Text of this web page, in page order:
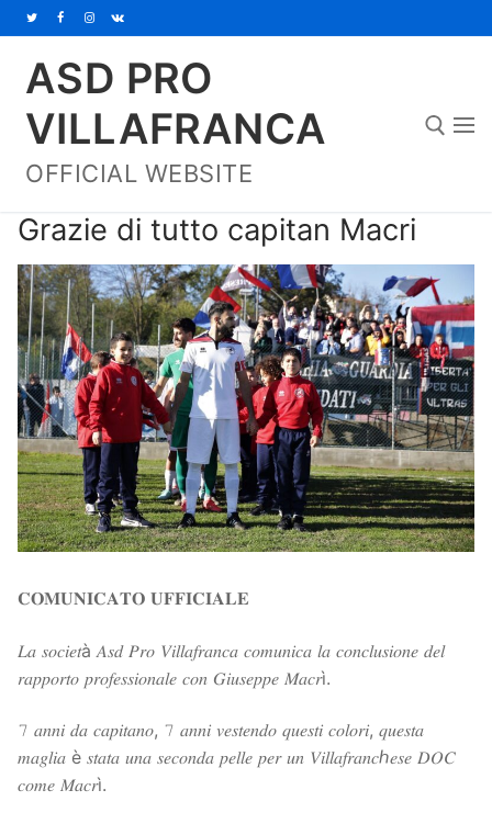
al
contenuto
ASD PRO
VILLAFRANCA
OFFICIAL WEBSITE
Home
Società
La Storia
Organigramma
Centro Sportivo
Prima Squadra
Settore Giovanile
Organizzazione
Pulcini
Primi calci
Campionati
Settore Giovanile
Sponsor
Grazie di tutto capitan Macri
𝐂𝐎𝐌𝐔𝐍𝐈𝐂𝐀𝐓𝐎 𝐔𝐅𝐅𝐈𝐂𝐈𝐀𝐋𝐄
𝐿𝑎 𝑠𝑜𝑐𝑖𝑒𝑡à 𝐴𝑠𝑑 𝑃𝑟𝑜 𝑉𝑖𝑙𝑙𝑎𝑓𝑟𝑎𝑛𝑐𝑎 𝑐𝑜𝑚𝑢𝑛𝑖𝑐𝑎 𝑙𝑎 𝑐𝑜𝑛𝑐𝑙𝑢𝑠𝑖𝑜𝑛𝑒 𝑑𝑒𝑙
𝑟𝑎𝑝𝑝𝑜𝑟𝑡𝑜 𝑝𝑟𝑜𝑓𝑒𝑠𝑠𝑖𝑜𝑛𝑎𝑙𝑒 𝑐𝑜𝑛 𝐺𝑖𝑢𝑠𝑒𝑝𝑝𝑒 𝑀𝑎𝑐𝑟ì.
𝟽 𝑎𝑛𝑛𝑖 𝑑𝑎 𝑐𝑎𝑝𝑖𝑡𝑎𝑛𝑜, 𝟽 𝑎𝑛𝑛𝑖 𝑣𝑒𝑠𝑡𝑒𝑛𝑑𝑜 𝑞𝑢𝑒𝑠𝑡𝑖 𝑐𝑜𝑙𝑜𝑟𝑖, 𝑞𝑢𝑒𝑠𝑡𝑎
𝑚𝑎𝑔𝑙𝑖𝑎 è 𝑠𝑡𝑎𝑡𝑎 𝑢𝑛𝑎 𝑠𝑒𝑐𝑜𝑛𝑑𝑎 𝑝𝑒𝑙𝑙𝑒 𝑝𝑒𝑟 𝑢𝑛 𝑉𝑖𝑙𝑙𝑎𝑓𝑟𝑎𝑛𝑐ℎ𝑒𝑠𝑒 𝐷𝑂𝐶
𝑐𝑜𝑚𝑒 𝑀𝑎𝑐𝑟ì.